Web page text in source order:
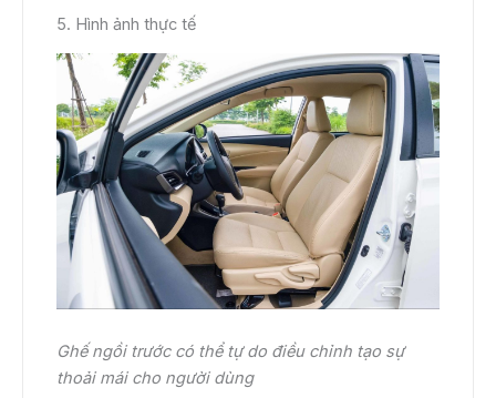
5. Hình ảnh thực tế
Ghế ngồi trước có thể tự do điều chỉnh tạo sự
thoải mái cho người dùng